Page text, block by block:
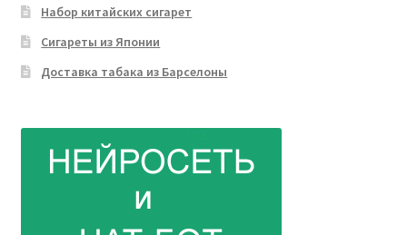
Набор китайских сигарет
Сигареты из Японии
Доставка табака из Барселоны